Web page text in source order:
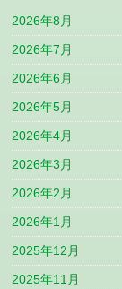
2026年8月
2026年7月
2026年6月
2026年5月
2026年4月
2026年3月
2026年2月
2026年1月
2025年12月
2025年11月